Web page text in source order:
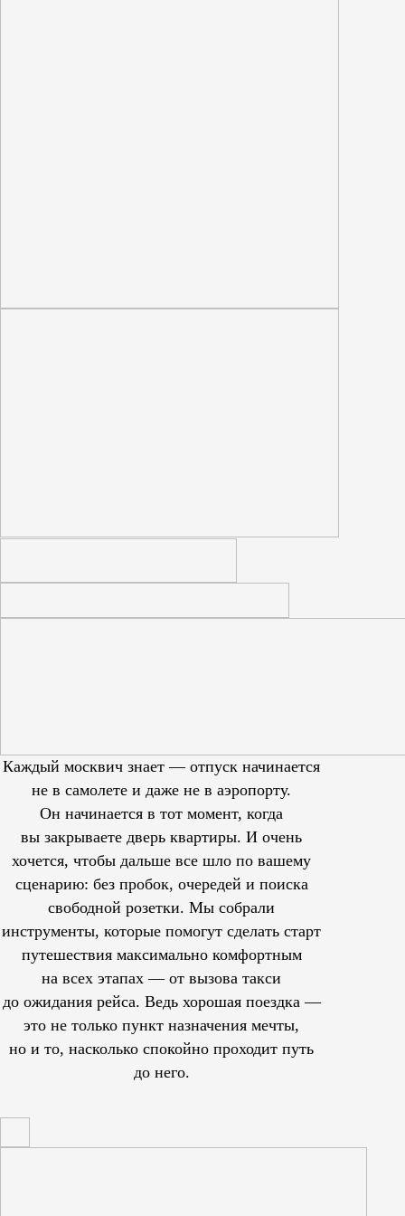
Каждый москвич знает — отпуск начинается
не в самолете и даже не в аэропорту.
Он начинается в тот момент, когда
вы закрываете дверь квартиры. И очень
хочется, чтобы дальше все шло по вашему
сценарию: без пробок, очередей и поиска
свободной розетки. Мы собрали
инструменты, которые помогут сделать старт
путешествия максимально комфортным
на всех этапах — от вызова такси
до ожидания рейса. Ведь хорошая поездка —
это не только пункт назначения мечты,
но и то, насколько спокойно проходит путь
до него.